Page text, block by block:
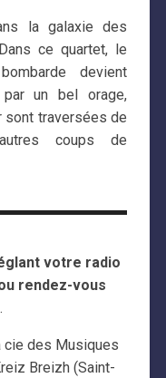
la galaxie des
ce quartet, le
devient
par un bel orage,
sont traversées de
coups de
votre radio
rendez-vous
.
cie des Musiques
Breizh (Saint-